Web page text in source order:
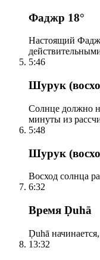
Фаджр 18°
Настоящий
5:46
Шурук
Солнце должно
минуты из
5:48
Шурук
Восход солнца
6:32
Время Ḍuhā
Ḍuhā
13:32